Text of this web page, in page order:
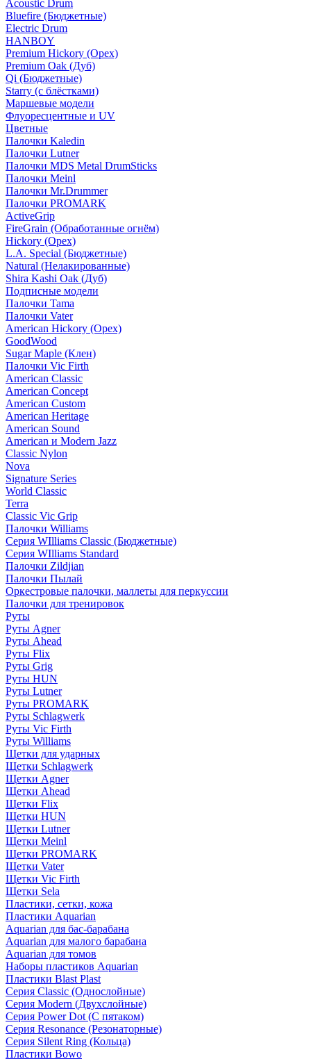
Acoustic Drum
Bluefire (Бюджетные)
Electric Drum
HANBOY
Premium Hickory (Орех)
Premium Oak (Дуб)
Qi (Бюджетные)
Starry (с блёстками)
Маршевые модели
Флуоресцентные и UV
Цветные
Палочки Kaledin
Палочки Lutner
Палочки MDS Metal DrumSticks
Палочки Meinl
Палочки Mr.Drummer
Палочки PROMARK
ActiveGrip
FireGrain (Обработанные огнём)
Hickory (Орех)
L.A. Special (Бюджетные)
Natural (Нелакированные)
Shira Kashi Oak (Дуб)
Подписные модели
Палочки Tama
Палочки Vater
American Hickory (Орех)
GoodWood
Sugar Maple (Клен)
Палочки Vic Firth
American Classic
American Concept
American Custom
American Heritage
American Sound
American и Modern Jazz
Classic Nylon
Nova
Signature Series
World Classic
Terra
Classic Vic Grip
Палочки Williams
Серия WIlliams Classic (Бюджетные)
Серия WIlliams Standard
Палочки Zildjian
Палочки Пылай
Оркестровые палочки, маллеты для перкуссии
Палочки для тренировок
Руты
Руты Agner
Руты Ahead
Руты Flix
Руты Grig
Руты HUN
Руты Lutner
Руты PROMARK
Руты Schlagwerk
Руты Vic Firth
Руты Williams
Щетки для ударных
Щетки Schlagwerk
Щетки Agner
Щетки Ahead
Щетки Flix
Щетки HUN
Щетки Lutner
Щетки Meinl
Щетки PROMARK
Щетки Vater
Щетки Vic Firth
Щетки Sela
Пластики, сетки, кожа
Пластики Aquarian
Aquarian для бас-барабана
Aquarian для малого барабана
Aquarian для томов
Наборы пластиков Aquarian
Пластики Blast Plast
Серия Classic (Однослойные)
Серия Modern (Двухслойные)
Серия Power Dot (С пятаком)
Серия Resonance (Резонаторные)
Серия Silent Ring (Кольца)
Пластики Bowo